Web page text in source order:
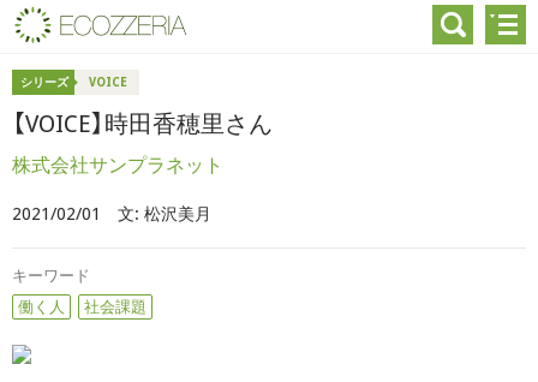
シリーズ VOICE
【VOICE】時田香穂里さん
株式会社サンプラネット
2021/02/01 文: 松沢美月
キーワード
働く人
社会課題